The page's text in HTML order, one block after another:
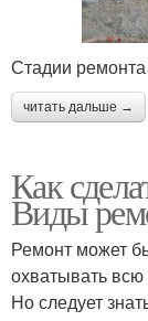
Стадии
читать дальше →
Как
Виды
Ремонт может
охватывать
Но следует